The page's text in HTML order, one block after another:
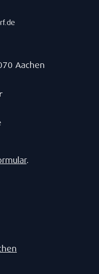
Aachen
.